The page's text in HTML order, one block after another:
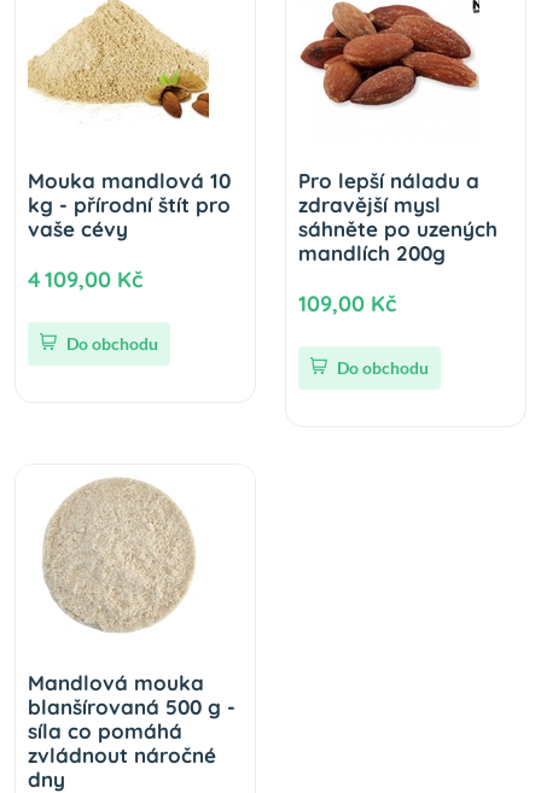
Mouka mandlová 10
kg - přírodní štít pro
vaše cévy
4 109,00 Kč
Do obchodu
Pro lepší náladu a
zdravější mysl
sáhněte po uzených
mandlích 200g
109,00 Kč
Do obchodu
Mandlová mouka
blanšírovaná 500 g -
síla co pomáhá
zvládnout náročné
dny